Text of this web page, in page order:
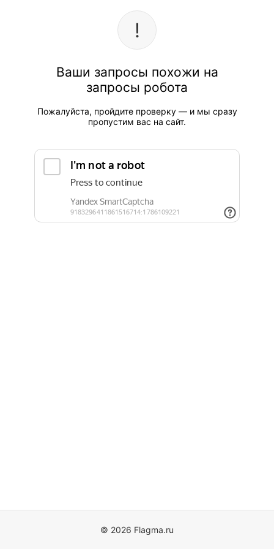
Ваши запросы похожи на
запросы робота
Пожалуйста, пройдите проверку — и мы сразу
пропустим вас на сайт.
© 2026 Flagma.ru